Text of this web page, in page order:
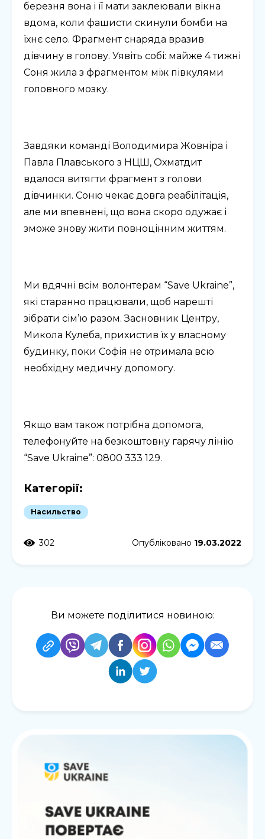
березня вона і її мати заклеювали вікна
вдома, коли фашисти скинули бомби на
їхнє село. Фрагмент снаряда вразив
дівчину в голову. Уявіть собі: майже 4 тижні
Соня жила з фрагментом між півкулями
головного мозку.
Завдяки команді Володимира Жовніра і
Павла Плавського з НЦШ, Охматдит
вдалося витягти фрагмент з голови
дівчинки. Соню чекає довга реабілітація,
але ми впевнені, що вона скоро одужає і
зможе знову жити повноцінним життям.
Ми вдячні всім волонтерам “Save Ukraine”,
які старанно працювали, щоб нарешті
зібрати сім’ю разом. Засновник Центру,
Микола Кулеба, прихистив їх у власному
будинку, поки Софія не отримала всю
необхідну медичну допомогу.
Якщо вам також потрібна допомога,
телефонуйте на безкоштовну гарячу лінію
“Save Ukraine”: 0800 333 129.
Категорії:
Насильство
302 Опубліковано 19.03.2022
Ви можете поділитися новиною: